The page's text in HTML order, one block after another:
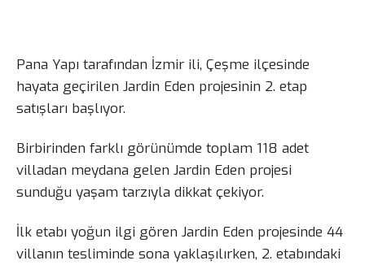
Pana Yapı tarafından İzmir ili, Çeşme ilçesinde
hayata geçirilen Jardin Eden projesinin 2. etap
satışları başlıyor.
Birbirinden farklı görünümde toplam 118 adet
villadan meydana gelen Jardin Eden projesi
sunduğu yaşam tarzıyla dikkat çekiyor.
İlk etabı yoğun ilgi gören Jardin Eden projesinde 44
villanın tesliminde sona yaklaşılırken, 2. etabındaki